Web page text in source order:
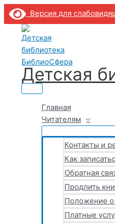
Версия для
Перейти
содержимому
Детская
Главное
меню
Главная
Читателям
Контакты и
Как
Обратная
Продлить
Положение о
Платные
Поиск:
Поиск
Введите
здесь...
Название*
Email*
Сайт